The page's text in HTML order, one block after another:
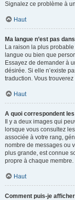
Signalez ce problème à
Haut
Ma langue n’est pas
La raison la plus
langue ou bien que
Essayez de demander à
désirée. Si elle n’existe
traduction. Vous
Haut
A quoi correspondent
Il y a deux images qui
lorsque vous consultez
associée à votre rang,
nombre de messages ou
plus grande, est connue
propre à chaque membre.
Haut
Comment puis-je